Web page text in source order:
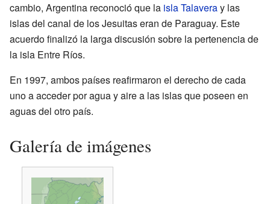
cambio, Argentina reconoció que la isla Talaveray las
islas del canal de los Jesuitas eran de Paraguay. Este
acuerdo finalizó la larga discusión sobre la pertenencia de
la isla Entre Ríos.
En 1997, ambos países reafirmaron el derecho de cada
uno a acceder por agua y aire a las islas que poseen en
aguas del otro país.
Galería de imágenes